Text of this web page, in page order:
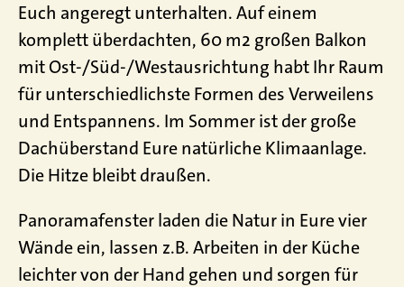
Euch angeregt unterhalten. Auf einem
komplett überdachten, 60 m2 großen Balkon
mit Ost-/Süd-/Westausrichtung habt Ihr Raum
für unterschiedlichste Formen des Verweilens
und Entspannens. Im Sommer ist der große
Dachüberstand Eure natürliche Klimaanlage.
Die Hitze bleibt draußen.
Panoramafenster laden die Natur in Eure vier
Wände ein, lassen z.B. Arbeiten in der Küche
leichter von der Hand gehen und sorgen für